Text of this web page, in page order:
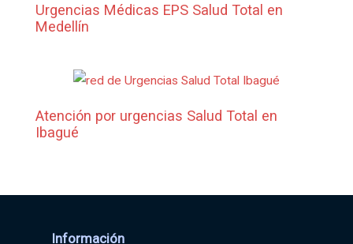
Urgencias Médicas EPS Salud Total en
Medellín
Atención por urgencias Salud Total en
Ibagué
Información